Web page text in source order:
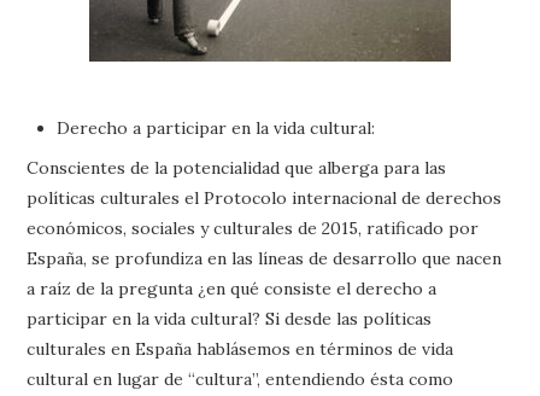
Derecho a participar en la vida cultural:
Conscientes de la potencialidad que alberga para las
políticas culturales el Protocolo internacional de derechos
económicos, sociales y culturales de 2015, ratificado por
España, se profundiza en las líneas de desarrollo que nacen
a raíz de la pregunta ¿en qué consiste el derecho a
participar en la vida cultural? Si desde las políticas
culturales en España hablásemos en términos de vida
cultural en lugar de “cultura”, entendiendo ésta como